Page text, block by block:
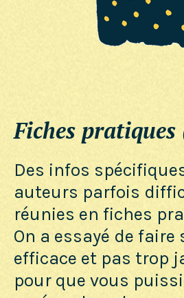
Fiches
Des infos
auteurs parfois
réunies en fiches
On a essayé de faire
efficace et pas trop
pour que vous